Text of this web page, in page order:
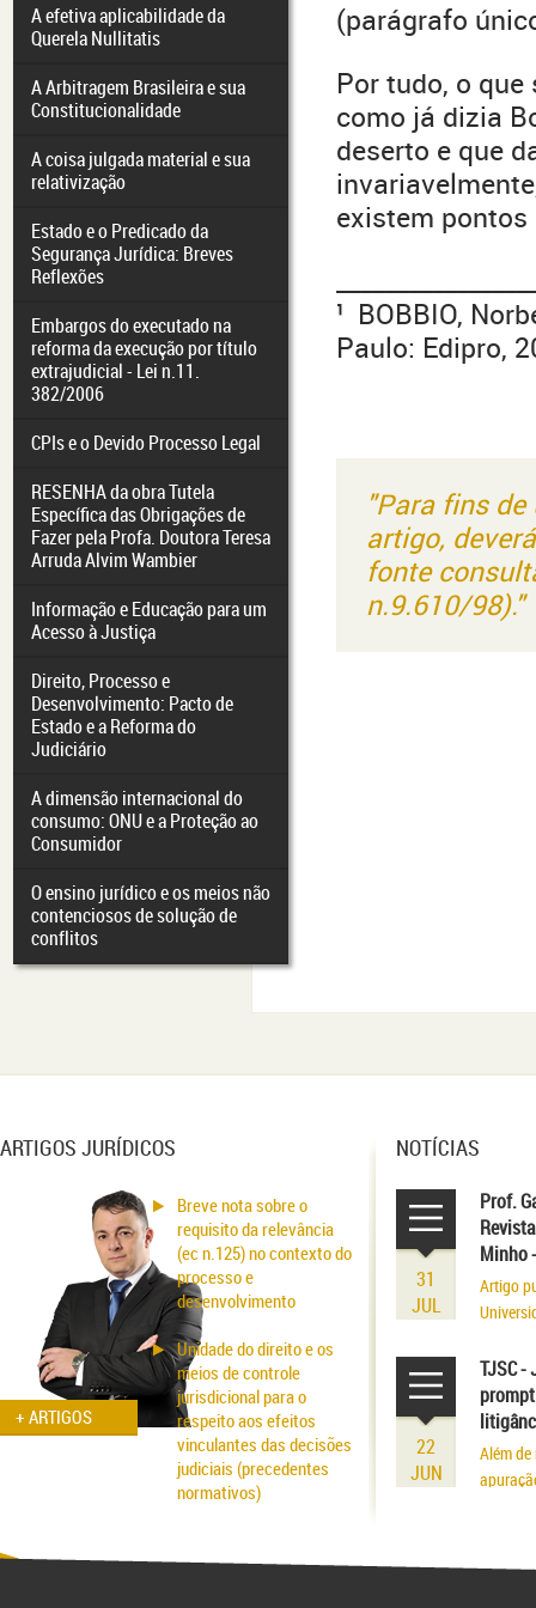
A efetiva aplicabilidade da
Querela Nullitatis
A Arbitragem Brasileira e sua
Constitucionalidade
A coisa julgada material e sua
relativização
Estado e o Predicado da
Segurança Jurídica: Breves
Reflexões
Embargos do executado na
reforma da execução por título
extrajudicial - Lei n.11.
382/2006
CPIs e o Devido Processo Legal
RESENHA da obra Tutela
Específica das Obrigações de
Fazer pela Profa. Doutora Teresa
Arruda Alvim Wambier
Informação e Educação para um
Acesso à Justiça
Direito, Processo e
Desenvolvimento: Pacto de
Estado e a Reforma do
Judiciário
A dimensão internacional do
consumo: ONU e a Proteção ao
Consumidor
O ensino jurídico e os meios não
contenciosos de solução de
conflitos
(parágrafo
Por tudo, o
como já dizia
deserto e que
existem pontos
¹ BOBBIO,
Paulo: Edipro,
"Para fins
artigo,
fonte
n.9.610/98)."
ARTIGOS JURÍDICOS
+ ARTIGOS
Breve nota sobre o
requisito da relevância
(ec n.125) no contexto do
processo e
desenvolvimento
Unidade do direito e os
meios de controle
jurisdicional para o
respeito aos efeitos
vinculantes das decisões
judiciais (precedentes
normativos)
fraude patrimonial: da
NOTÍCIAS
31
JUL
Prof.
Minho
Artigo
22
JUN
TJSC -
Além